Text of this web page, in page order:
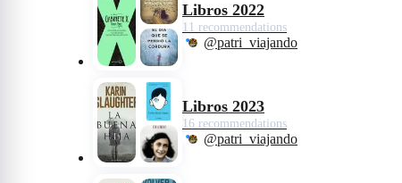
Libros 2022
11 recommendations
@patri_viajando
Libros 2023
16 recommendations
@patri_viajando